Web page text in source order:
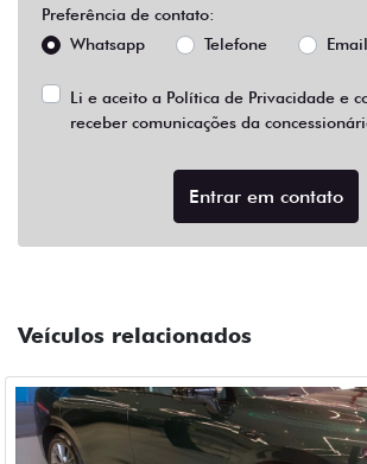
Preferência de contato:
Whatsapp
Telefone Email
Li e aceito a Política de Privacidade e
receber comunicações da
Entrar em contato
Veículos relacionados